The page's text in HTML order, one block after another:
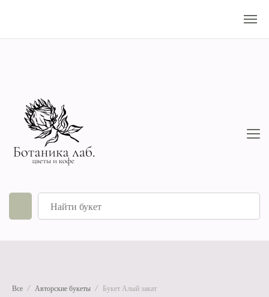
Все Авторские букеты Букет Алый закат